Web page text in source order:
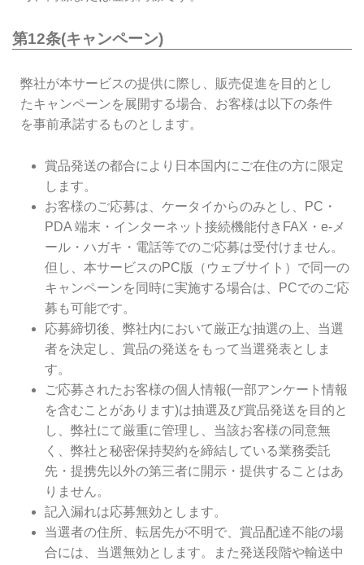
第12条(キャンペーン)
弊社が本サービスの提供に際し、販売促進を目的とし
たキャンペーンを展開する場合、お客様は以下の条件
を事前承諾するものとします。
賞品発送の都合により日本国内にご在住の方に限定
します。
お客様のご応募は、ケータイからのみとし、PC・
PDA 端末・インターネット接続機能付きFAX・e-メ
ール・ハガキ・電話等でのご応募は受付けません。
但し、本サービスのPC版（ウェブサイト）で同一の
キャンペーンを同時に実施する場合は、PCでのご応
募も可能です。
応募締切後、弊社内において厳正な抽選の上、当選
者を決定し、賞品の発送をもって当選発表としま
す。
ご応募されたお客様の個人情報(一部アンケート情報
を含むことがあります)は抽選及び賞品発送を目的と
し、弊社にて厳重に管理し、当該お客様の同意無
く、弊社と秘密保持契約を締結している業務委託
先・提携先以外の第三者に開示・提供することはあ
りません。
記入漏れは応募無効とします。
当選者の住所、転居先が不明で、賞品配達不能の場
合には、当選無効とします。また発送段階や輸送中